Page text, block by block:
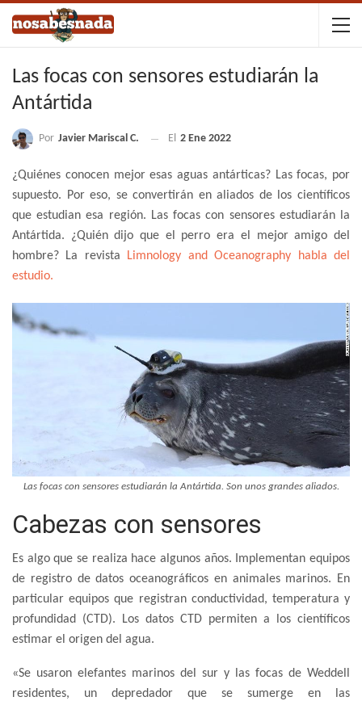
Las focas con sensores estudiarán la
Antártida
Por Javier Mariscal C. El 2 Ene 2022
¿Quiénes conocen mejor esas aguas antárticas? Las focas, por
supuesto. Por eso, se convertirán en aliados de los científicos
que estudian esa región. Las focas con sensores estudiarán la
Antártida. ¿Quién dijo que el perro era el mejor amigo del
hombre? La revista Limnology and Oceanography habla del
estudio.
Las focas con sensores estudiarán la Antártida. Son unos grandes aliados.
Cabezas con sensores
Es algo que se realiza hace algunos años. Implementan equipos
de registro de datos oceanográficos en animales marinos. En
particular equipos que registran conductividad, temperatura y
profundidad (CTD). Los datos CTD permiten a los científicos
estimar el origen del agua.
«Se usaron elefantes marinos del sur y las focas de Weddell
residentes, un depredador que se sumerge en las